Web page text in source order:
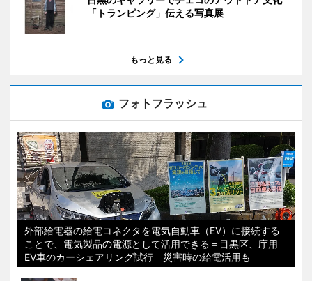
「トランピング」伝える写真展
もっと見る
フォトフラッシュ
外部給電器の給電コネクタを電気自動車（EV）に接続する
ことで、電気製品の電源として活用できる＝目黒区、庁用
EV車のカーシェアリング試行 災害時の給電活用も